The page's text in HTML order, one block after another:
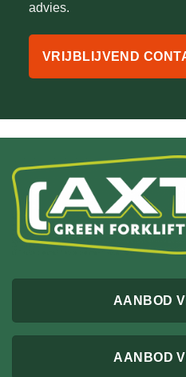
advies.
VRIJBLIJVEND
AANBOD
AANBOD